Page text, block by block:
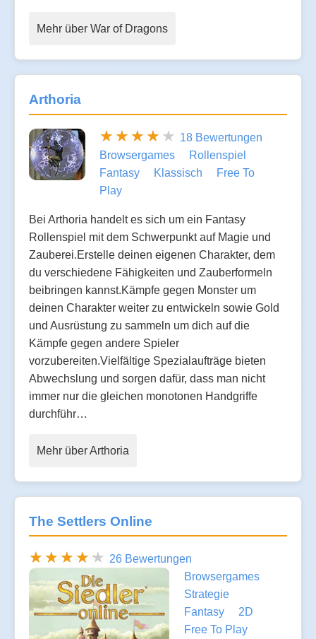
Mehr über War of Dragons
Arthoria
18 Bewertungen
Browsergames
Rollenspiel
Fantasy
Klassisch
Free To
Play
Bei Arthoria handelt es sich um ein Fantasy
Rollenspiel mit dem Schwerpunkt auf Magie und
Zauberei.Erstelle deinen eigenen Charakter, dem
du verschiedene Fähigkeiten und Zauberformeln
beibringen kannst.Kämpfe gegen Monster um
deinen Charakter weiter zu entwickeln sowie Gold
und Ausrüstung zu sammeln um dich auf die
Kämpfe gegen andere Spieler
vorzubereiten.Vielfältige Spezialaufträge bieten
Abwechslung und sorgen dafür, dass man nicht
immer nur die gleichen monotonen Handgriffe
durchführ…
Mehr über Arthoria
The Settlers Online
26 Bewertungen
Browsergames
Strategie
Fantasy
2D
Free To Play